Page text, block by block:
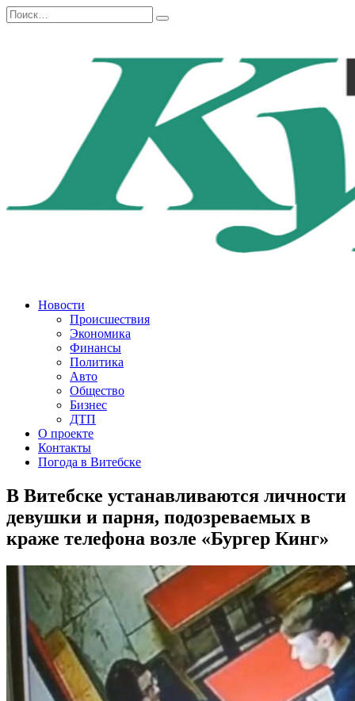
Перейти
к
Search
for:
Новости
Происшествия
Экономика
Финансы
Политика
Авто
Общество
Бизнес
ДТП
О проекте
Контакты
Погода в Витебске
В Витебске устанавливаются личности
девушки и парня, подозреваемых в
краже телефона возле «Бургер Кинг»